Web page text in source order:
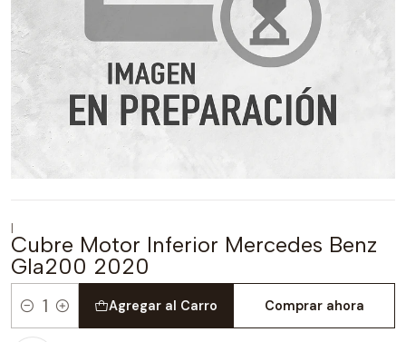
|
Cubre Motor Inferior Mercedes Benz
Gla200 2020
Cantidad
Agregar al Carro Comprar ahora